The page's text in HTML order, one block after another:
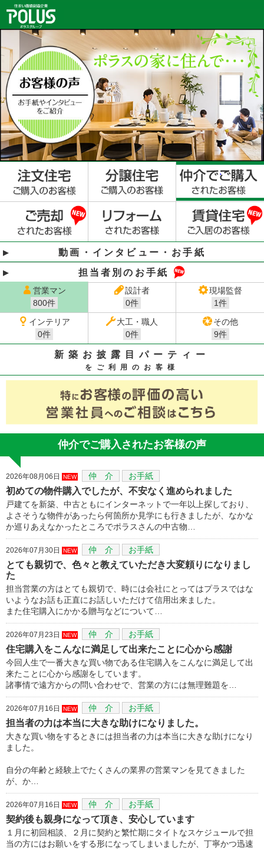
動画・インタビュー・お手紙
担当者別のお手紙
営業マン
800件
設計者
0件
現場監督
1件
インテリア
0件
大工・職人
0件
その他
9件
新築お披露目パーティー
をご利用のお客様
仲介でご購入されたお客様の声
2026年08月06日 NEW 仲 介 お手紙
初めての物件購入でしたが、不安なく進められました
戸建てを新築、中古ともにインターネットで一年以上探しており、
よさそうな物件があったら何箇所か見学にも行きましたが、なかな
か巡りあえなかったところでポラスさんの中古物…
2026年07月30日 NEW 仲 介 お手紙
とても親切で、色々と教えていただき大変頼りになりまし
た
担当営業の方はとても親切で、時には会社にとってはプラスではな
いようなお話も正直にお話しいただけて信用出来ました。
また住宅購入にかかる贈与などについて…
2026年07月23日 NEW 仲 介 お手紙
住宅購入をこんなに満足して出来たことに心から感謝
今回人生で一番大きな買い物である住宅購入をこんなに満足して出
来たことに心から感謝をしています。
諸事情で遠方からの問い合わせで、営業の方には無理難題を…
2026年07月16日 NEW 仲 介 お手紙
担当者の力は本当に大きな助けになりました。
大きな買い物をするときには担当者の力は本当に大きな助けになり
ました。
自分の年齢と経験上でたくさんの業界の営業マンを見てきました
が、か…
2026年07月16日 NEW 仲 介 お手紙
契約後も親身になって頂き、安心しています
１月に初回相談、２月に契約と繁忙期にタイトなスケジュールで担
当の方にはお願いをする形になってしまいましたが、丁寧かつ迅速